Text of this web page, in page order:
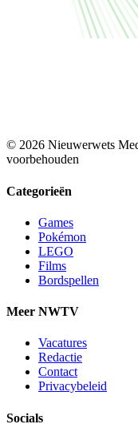
© 2026 Nieuwerwets
voorbehouden
Categorieën
Games
Pokémon
LEGO
Films
Bordspellen
Meer NWTV
Vacatures
Redactie
Contact
Privacybeleid
Socials